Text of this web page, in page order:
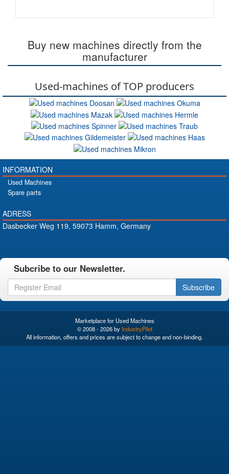
Buy new machines directly from the
manufacturer
Used-machines of TOP producers
INFORMATION
Used Machines
Spare parts
ADRESS
Dasbecker Weg 119, 59073 Hamm, Germany
Subcribe to our Newsletter.
Subscribe
Marketplace for Used Machines
© 2008 - 2026 by IndustryPilot
All information, offers and prices are subject to change and non-binding.